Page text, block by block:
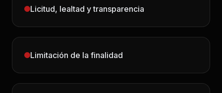
Licitud, lealtad y transparencia
Limitación de la finalidad